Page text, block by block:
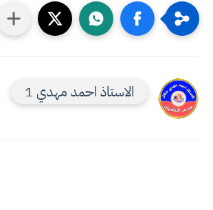
الاستاذ احمد مهدي 1